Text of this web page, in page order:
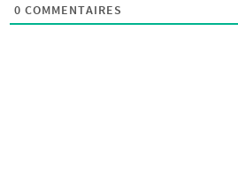
0 COMMENTAIRES